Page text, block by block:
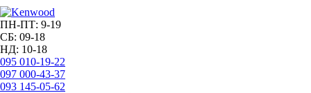
ПН-ПТ: 9-19
СБ: 09-18
НД: 10-18
095 010-19-22
097 000-43-37
093 145-05-62